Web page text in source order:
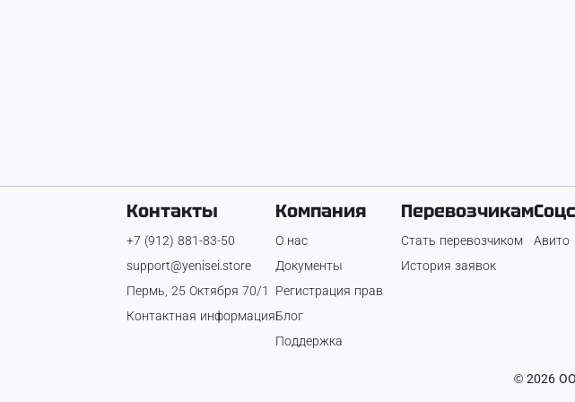
Контакты
+7 (912) 881-83-50
support@yenisei.store
Пермь, 25 Октября 70/1
Контактная информация
Компания
О нас
Документы
Регистрация прав
Блог
Поддержка
Перевозчикам
Стать перевозчиком
История заявок
Авито
© 2026